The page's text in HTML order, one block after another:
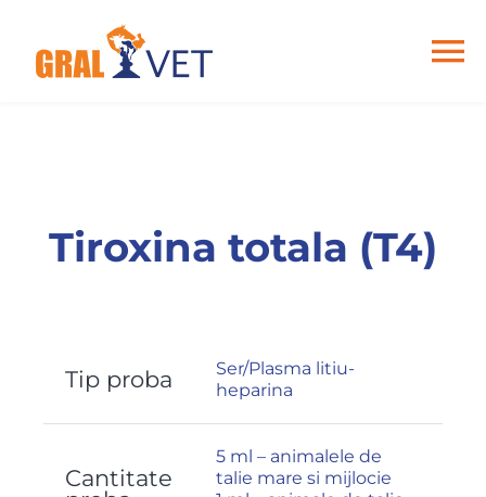
content
Contact
Tiroxina totala (T4)
Tip proba
Ser/Plasma litiu-
heparina
Cantitate
5 ml – animalele de
talie mare si mijlocie